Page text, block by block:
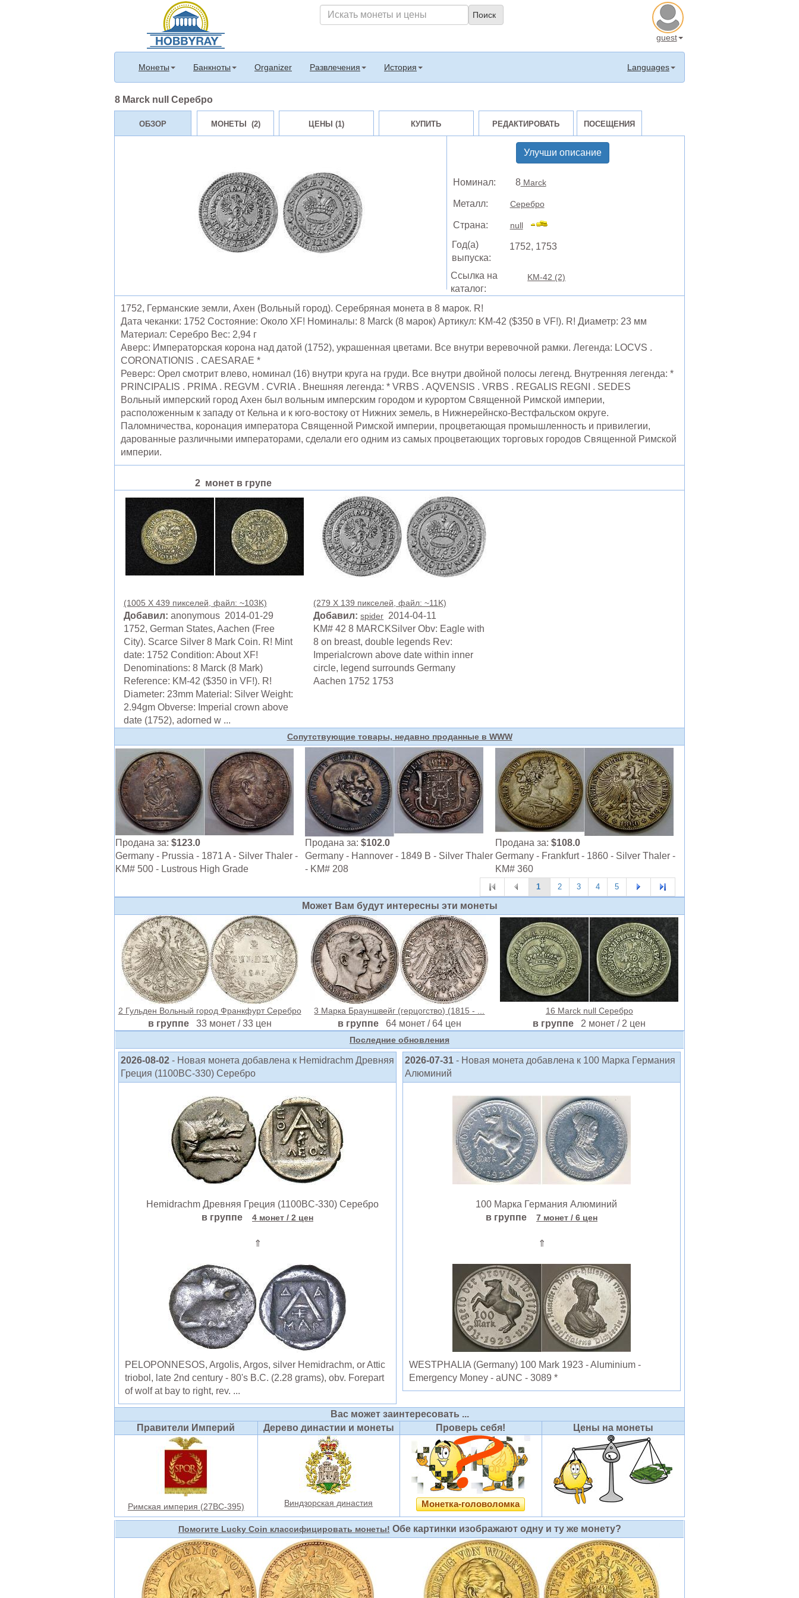
guest
Монеты Банкноты Organizer Развлечения История Languages
8 Marck null Серебро
ОБЗОР МОНЕТЫ (2) ЦЕНЫ (1) КУПИТЬ РЕДАКТИРОВАТЬ ПОСЕЩЕНИЯ
Улучши описание
Номинал: 8Marck
Металл: Серебро
Страна: null
Год(а)
выпуска:
1752, 1753
Ссылка на
каталог:
KM-42 (2)
1752, Германские земли, Ахен (Вольный город). Серебряная монета в 8 марок. R!
Дата чеканки: 1752 Состояние: Около XF! Номиналы: 8 Marck (8 марок) Артикул: KM-42 ($350 в VF!). R! Диаметр: 23 мм
Материал: Серебро Вес: 2,94 г
Аверс: Императорская корона над датой (1752), украшенная цветами. Все внутри веревочной рамки. Легенда: LOCVS .
CORONATIONIS . CAESARAE *
Реверс: Орел смотрит влево, номинал (16) внутри круга на груди. Все внутри двойной полосы легенд. Внутренняя легенда: *
PRINCIPALIS . PRIMA . REGVM . CVRIA . Внешняя легенда: * VRBS . AQVENSIS . VRBS . REGALIS REGNI . SEDES
Вольный имперский город Ахен был вольным имперским городом и курортом Священной Римской империи,
расположенным к западу от Кельна и к юго-востоку от Нижних земель, в Нижнерейнско-Вестфальском округе.
Паломничества, коронация императора Священной Римской империи, процветающая промышленность и привилегии,
дарованные различными императорами, сделали его одним из самых процветающих торговых городов Священной Римской
империи.
2 монет в групе
(1005 X 439 пикселей, файл: ~103K)
Добавил: anonymous 2014-01-29
1752, German States, Aachen (Free
City). Scarce Silver 8 Mark Coin. R! Mint
date: 1752 Condition: About XF!
Denominations: 8 Marck (8 Mark)
Reference: KM-42 ($350 in VF!). R!
Diameter: 23mm Material: Silver Weight:
2.94gm Obverse: Imperial crown above
date (1752), adorned w ...
(279 X 139 пикселей, файл: ~11K)
Добавил: spider 2014-04-11
KM# 42 8 MARCKSilver Obv: Eagle with
8 on breast, double legends Rev:
Imperialcrown above date within inner
circle, legend surrounds Germany
Aachen 1752 1753
Сопутствующие товары, недавно проданные в WWW
Продана за: $123.0
Germany - Prussia - 1871 A - Silver Thaler -
KM# 500 - Lustrous High Grade
Продана за:$102.0
Germany - Hannover - 1849 B - Silver Thaler
- KM# 208
Продана за: $108.0
Germany - Frankfurt - 1860 - Silver Thaler -
KM# 360
1 2 3 4 5
Может Вам будут интересны эти монеты
2 Гульден Вольный город Франкфурт Серебро
в группе 33 монет / 33 цен
3 Марка Брауншвейг (герцогство) (1815 - ...
в группе 64 монет / 64 цен
16 Marck null Серебро
в группе 2 монет / 2 цен
Последние обновления
2026-08-02 - Новая монета добавлена к Hemidrachm Древняя
Греция (1100BC-330) Серебро
Hemidrachm Древняя Греция (1100BC-330) Серебро
в группе
4 монет / 2 цен
⇑
PELOPONNESOS, Argolis, Argos, silver Hemidrachm, or Attic
triobol, late 2nd century - 80's B.C. (2.28 grams), obv. Forepart
of wolf at bay to right, rev. ...
2026-07-31 - Новая монета добавлена к 100 Марка Германия
Алюминий
100 Марка Германия Алюминий
в группе
7 монет / 6 цен
⇑
WESTPHALIA (Germany) 100 Mark 1923 - Aluminium -
Emergency Money - aUNC - 3089 *
Вас может заинтересовать ...
Правители Империй
Римская империя (27BC-395)
Дерево династии и монеты
Виндзорская династия
Проверь себя!
Монетка-головоломка
Цены на монеты
Помогите Lucky Coin классифицировать монеты! Обе картинки изображают одну и ту же монету?